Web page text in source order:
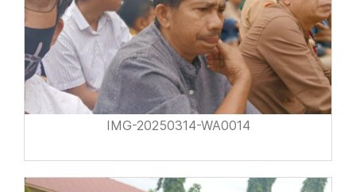
IMG-20250314-WA0014